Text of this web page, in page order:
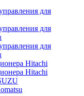
для
для
для
Hitachi
Hitachi